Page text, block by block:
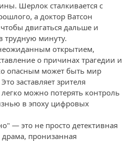
Шерлок сталкивается с
а доктор Ватсон
двигаться дальше и
трудную минуту.
открытием,
о причинах трагедии и
опасным может быть мир
заставляет зрителя
можно потерять контроль
в эпоху цифровых
— это не просто детективная
пронизанная